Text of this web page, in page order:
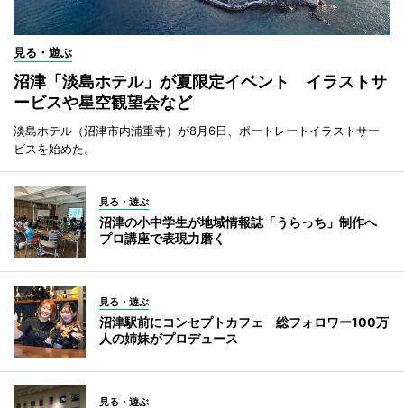
見る・遊ぶ
沼津「淡島ホテル」が夏限定イベント イラストサ
ービスや星空観望会など
淡島ホテル（沼津市内浦重寺）が8月6日、ポートレートイラストサー
ビスを始めた。
見る・遊ぶ
沼津の小中学生が地域情報誌「うらっち」制作へ
プロ講座で表現力磨く
見る・遊ぶ
沼津駅前にコンセプトカフェ 総フォロワー100万
人の姉妹がプロデュース
見る・遊ぶ